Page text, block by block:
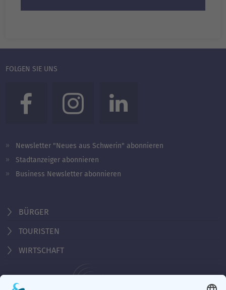
FOLGEN SIE UNS
Newsletter "Neues aus Schwerin" abonnieren
Stadtanzeiger abonnieren
Business Newsletter abonnieren
BÜRGER
TOURISTEN
WIRTSCHAFT
Behördennummer 115